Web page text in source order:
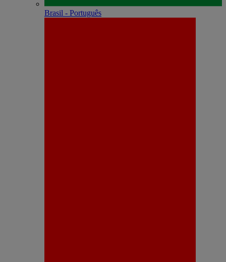
Brasil - Português